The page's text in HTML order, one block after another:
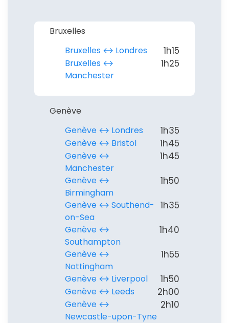
Bruxelles
Bruxelles ↔︎ Londres
1h15
Bruxelles ↔︎
Manchester
1h25
Genève
Genève ↔︎ Londres
1h35
Genève ↔︎ Bristol 1h45
Genève ↔︎
Manchester
1h45
Genève ↔︎
Birmingham
1h50
Genève ↔︎ Southend-
on-Sea
1h35
Genève ↔︎
Southampton
1h40
Genève ↔︎
Nottingham
1h55
Genève ↔︎ Liverpool 1h50
Genève ↔︎ Leeds 2h00
Genève ↔︎
Newcastle-upon-Tyne
2h10
Continuer avec Apple
ou connectez-vous par mail
confidentialité.